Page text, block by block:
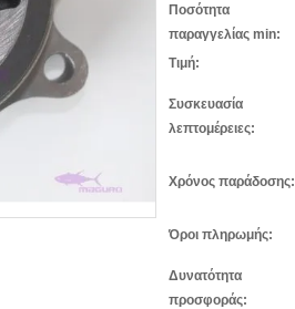
Ποσότητα
παραγγελίας min:
Τιμή:
Συσκευασία
λεπτομέρειες:
Χρόνος παράδοσης:
Όροι πληρωμής:
Δυνατότητα
προσφοράς: